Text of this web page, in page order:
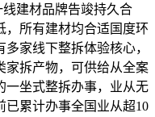
建材品牌告竣持久合
，所有建材均合适国度环
家线下整拆体验核心，
家拆产物，可供给从全案
一坐式整拆办事，业从无
已累计办事全国业从超10